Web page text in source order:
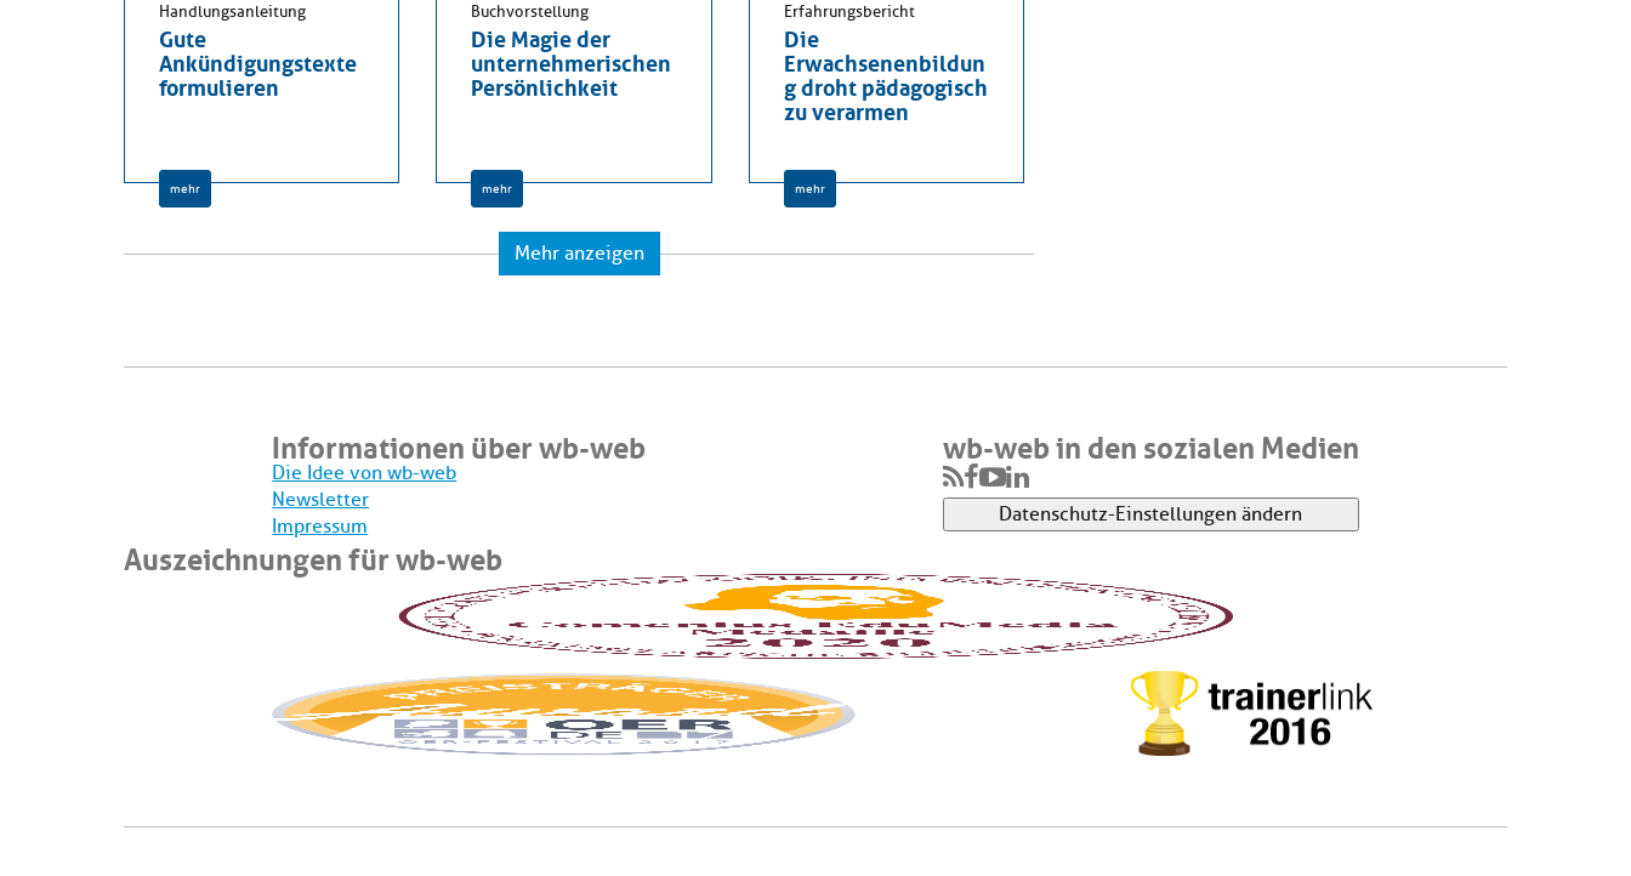
Handlungsanleitung
Gute
Ankündigungstexte
formulieren
mehr
Buchvorstellung
Die Magie der
unternehmerischen
Persönlichkeit
mehr
Erfahrungsbericht
Die
Erwachsenenbildun
g droht pädagogisch
zu verarmen
mehr
Mehr anzeigen
Informationen über wb-web
Die Idee von wb-web
Newsletter
Impressum
wb-web in den sozialen Medien
Datenschutz-Einstellungen ändern
Auszeichnungen für wb-web